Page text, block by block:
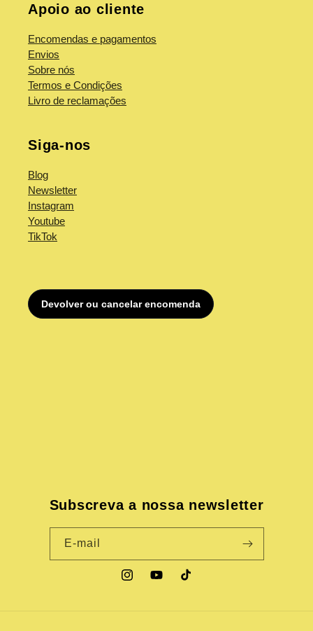
Apoio ao cliente
Encomendas e pagamentos
Envios
Sobre nós
Termos e Condições
Livro de reclamações
Siga-nos
Blog
Newsletter
Instagram
Youtube
TikTok
Subscreva a nossa newsletter
E-mail
InstagramYouTubeTikTok